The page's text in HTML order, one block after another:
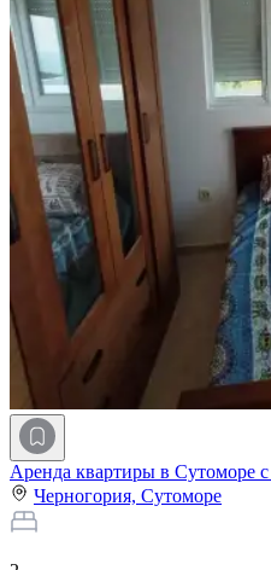
Аренда квартиры в Сутоморе
Черногория, Сутоморе